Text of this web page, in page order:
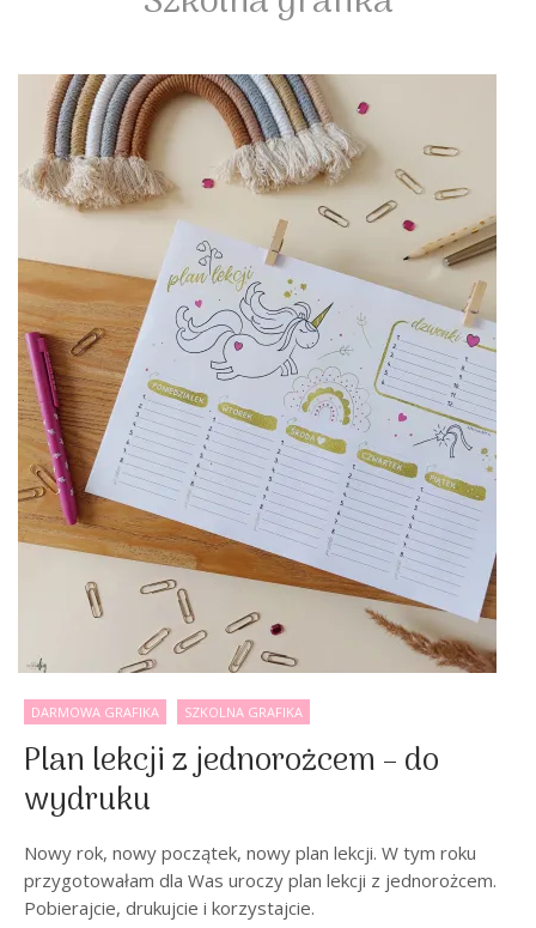
DARMOWA GRAFIKA SZKOLNA GRAFIKA
Plan lekcji z jednorożcem – do
wydruku
Nowy rok, nowy początek, nowy plan lekcji. W tym roku
przygotowałam dla Was uroczy plan lekcji z jednorożcem.
Pobierajcie, drukujcie i korzystajcie.